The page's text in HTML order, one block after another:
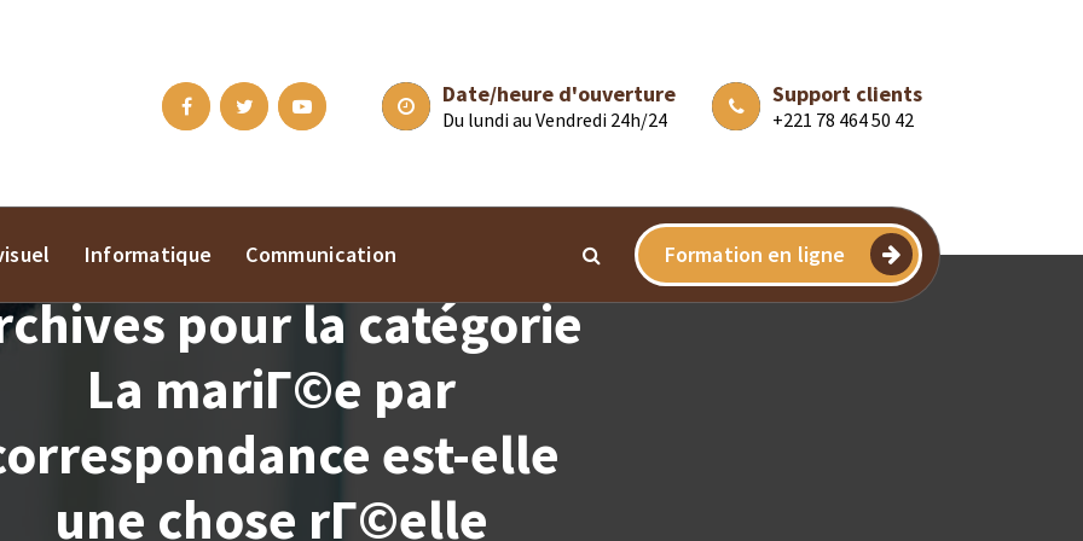
Date/heure d'ouverture
Du lundi au Vendredi 24h/24
Support clients
+221 78 464 50 42
Informatique Communication Formation en ligne
pour la catégorie
La mariГ©e par
est-elle
une chose rГ©elle